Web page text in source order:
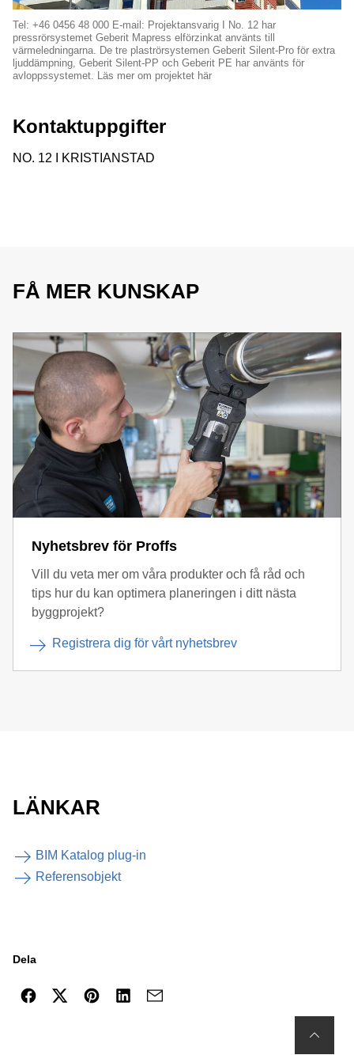
Tel: +46 0456 48 000 E-mail: Projektansvarig I No. 12 har
pressrörsystemet Geberit Mapress elförzinkat använts till
värmeledningarna. De tre plaströrsystemen Geberit Silent-Pro för extra
ljuddämpning, Geberit Silent-PP och Geberit PE har använts för
avloppssystemet. Läs mer om projektet här
Kontaktuppgifter
NO. 12 I KRISTIANSTAD
FÅ MER KUNSKAP
Nyhetsbrev för Proffs
Vill du veta mer om våra produkter och få råd och
tips hur du kan optimera planeringen i ditt nästa
byggprojekt?
Registrera dig för vårt nyhetsbrev
LÄNKAR
BIM Katalog plug-in
Referensobjekt
Dela